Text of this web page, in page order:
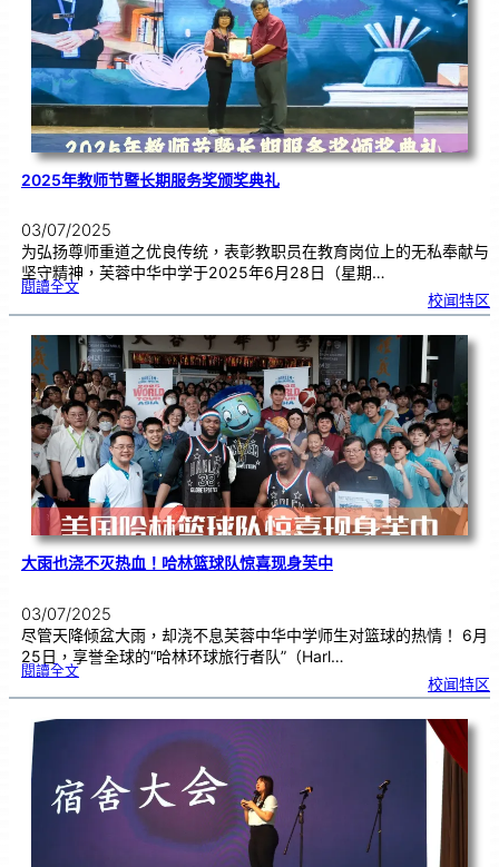
2025年教师节暨长期服务奖颁奖典礼
03/07/2025
为弘扬尊师重道之优良传统，表彰教职员在教育岗位上的无私奉献与
坚守精神，芙蓉中华中学于2025年6月28日（星期…
閱讀全文:2
5
教
师
节
暨
长
期
服
务
奖
颁
奖
典
礼
校闻特区
大雨也浇不灭热血！哈林篮球队惊喜现身芙中
03/07/2025
尽管天降倾盆大雨，却浇不息芙蓉中华中学师生对篮球的热情！ 6月
25日，享誉全球的“哈林环球旅行者队”（Harl…
閱讀全文:大
浇
灭
热
队
惊
喜
现
身
芙
校闻特区